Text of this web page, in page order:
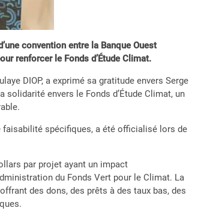
convention entre la Banque Ouest
renforcer le Fonds d’Étude Climat.
DIOP, a exprimé sa gratitude envers Serge
solidarité envers le Fonds d’Étude Climat, un
faisabilité spécifiques, a été officialisé lors de
par projet ayant un impact
du Fonds Vert pour le Climat. La
des dons, des prêts à des taux bas, des